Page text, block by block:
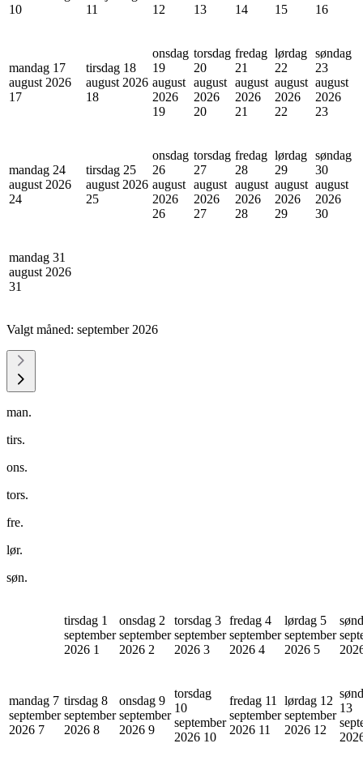
10
11
12
13
14
15
16
mandag 17
august 2026
17
tirsdag 18
august 2026
18
onsdag
19
august
2026
19
torsdag
20
august
2026
20
fredag
21
august
2026
21
lørdag
22
august
2026
22
søndag
23
august
2026
23
mandag 24
august 2026
24
tirsdag 25
august 2026
25
onsdag
26
august
2026
26
torsdag
27
august
2026
27
fredag
28
august
2026
28
lørdag
29
august
2026
29
søndag
30
august
2026
30
mandag 31
august 2026
31
Valgt måned: september 2026
man.
tirs.
ons.
tors.
fre.
lør.
søn.
tirsdag 1
september
2026 1
onsdag 2
september
2026 2
torsdag 3
september
2026 3
fredag 4
september
2026 4
lørdag 5
september
2026 5
mandag 7
september
2026 7
tirsdag 8
september
2026 8
onsdag 9
september
2026 9
torsdag
10
september
2026 10
fredag 11
september
2026 11
lørdag 12
september
2026 12
13